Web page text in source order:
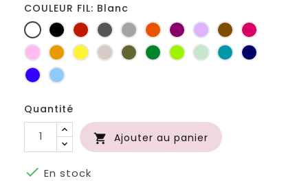
COULEUR FIL: Blanc
BlancNoir RougeGris
foncé
Gris
clair
Orange
PruneLilasMarronFuchsia
RoseJaune
d'or
jauneFicelleKaki Vert
bouteille
Anis Vert
d'eau
Turquoise
Marine
Bleu
roi
Bleu
Quantité
 Ajouter au panier
 En stock